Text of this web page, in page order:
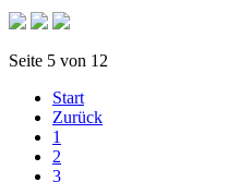
Seite 5 von 12
Start
Zurück
1
2
3